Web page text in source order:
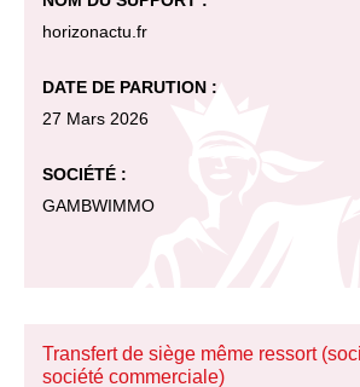
horizonactu.fr
DATE DE PARUTION :
27 Mars 2026
SOCIÉTÉ :
GAMBWIMMO
Transfert de siège même ressort
société commerciale)